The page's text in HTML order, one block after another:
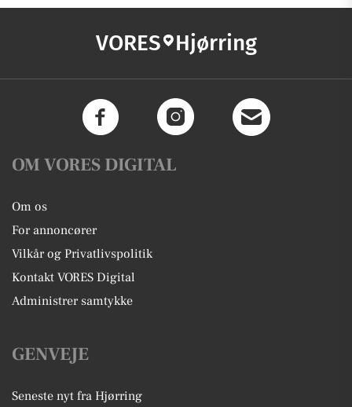
VORES Hjørring
OM VORES DIGITAL
Om os
For annoncører
Vilkår og Privatlivspolitik
Kontakt VORES Digital
Administrer samtykke
GENVEJE
Seneste nyt fra Hjørring